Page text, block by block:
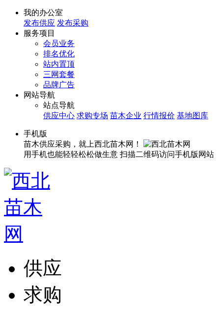
我的办公室
发布供应 发布采购
服务项目
会员业务
排名优化
站内置顶
三网套餐
品牌广告
网站导航
站点导航
供应中心 求购专场 苗木企业 行情报价 基地图库
手机版
苗木供应采购，就上西北苗木网！
用手机也能轻轻松松做生意 扫描二维码访问手机版网站
供应
求购